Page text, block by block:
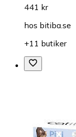
441 kr
hos bitiba.se
+11 butiker